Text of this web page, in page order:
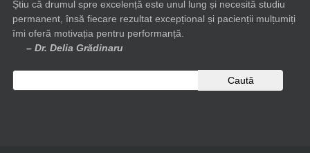
Știu că drumul spre excelență este unul lung și necesită studiu
permanent, însă fiecare rezultat excepțional și pacienții mulțumiți
îmi oferă motivația pentru performanță.
– Dr. Delia Grădinaru